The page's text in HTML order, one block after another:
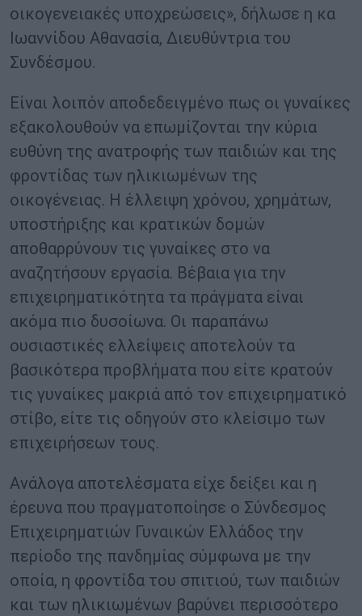
οικογενειακές υποχρεώσεις», δήλωσε η κα
Ιωαννίδου Αθανασία, Διευθύντρια του
Συνδέσμου.
Είναι λοιπόν αποδεδειγμένο πως οι γυναίκες
εξακολουθούν να επωμίζονται την κύρια
ευθύνη της ανατροφής των παιδιών και της
φροντίδας των ηλικιωμένων της
οικογένειας. Η έλλειψη χρόνου, χρημάτων,
υποστήριξης και κρατικών δομών
αποθαρρύνουν τις γυναίκες στο να
αναζητήσουν εργασία. Βέβαια για την
επιχειρηματικότητα τα πράγματα είναι
ακόμα πιο δυσοίωνα. Οι παραπάνω
ουσιαστικές ελλείψεις αποτελούν τα
βασικότερα προβλήματα που είτε κρατούν
τις γυναίκες μακριά από τον επιχειρηματικό
στίβο, είτε τις οδηγούν στο κλείσιμο των
επιχειρήσεων τους.
Ανάλογα αποτελέσματα είχε δείξει και η
έρευνα που πραγματοποίησε ο Σύνδεσμος
Επιχειρηματιών Γυναικών Ελλάδος την
περίοδο της πανδημίας σύμφωνα με την
οποία, η φροντίδα του σπιτιού, των παιδιών
και των ηλικιωμένων βαρύνει περισσότερο